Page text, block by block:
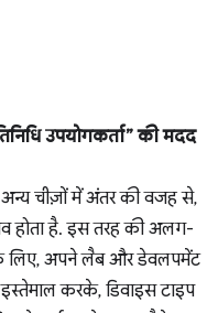
उपयोगकर्ता” की मदद
चीज़ों में अंतर की वजह से,
होता है. इस तरह की अलग-
लिए, अपने लैब और डेवलपमेंट
करके, डिवाइस टाइप